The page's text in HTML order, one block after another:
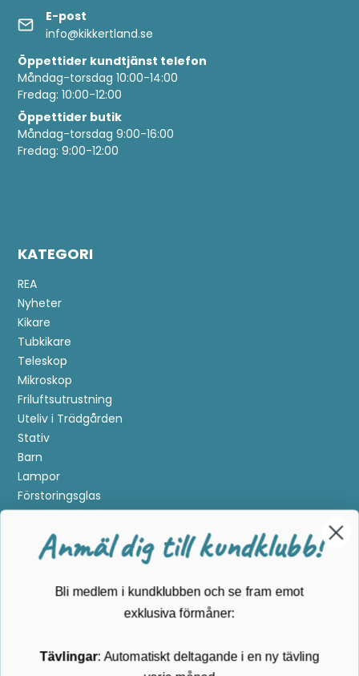
E-post
info@kikkertland.se
Öppettider kundtjänst telefon
Måndag-torsdag 10:00-14:00
Fredag: 10:00-12:00
Öppettider butik
Måndag-torsdag 9:00-16:00
Fredag: 9:00-12:00
KATEGORI
REA
Nyheter
Kikare
Tubkikare
Teleskop
Mikroskop
Friluftsutrustning
Uteliv i Trädgården
Stativ
Barn
Lampor
Förstoringsglas
Metalldetektering
Guider
Mærker
Kundservice
Köpvillkor
Returnering
Anmäl dig till kundklubb!
exklusiva förmåner:
varje månad